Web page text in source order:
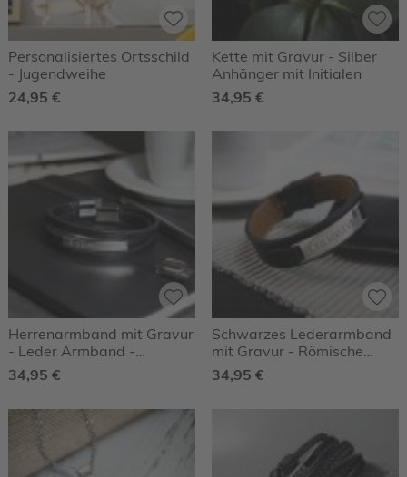
Personalisiertes Ortsschild
- Jugendweihe
24,95 €
Kette mit Gravur - Silber
Anhänger mit Initialen
34,95 €
Herrenarmband mit Gravur
- Leder Armband -
Römische Zahlen
34,95 €
Schwarzes Lederarmband
mit Gravur - Römische
Zahlen - Personalisiert
34,95 €